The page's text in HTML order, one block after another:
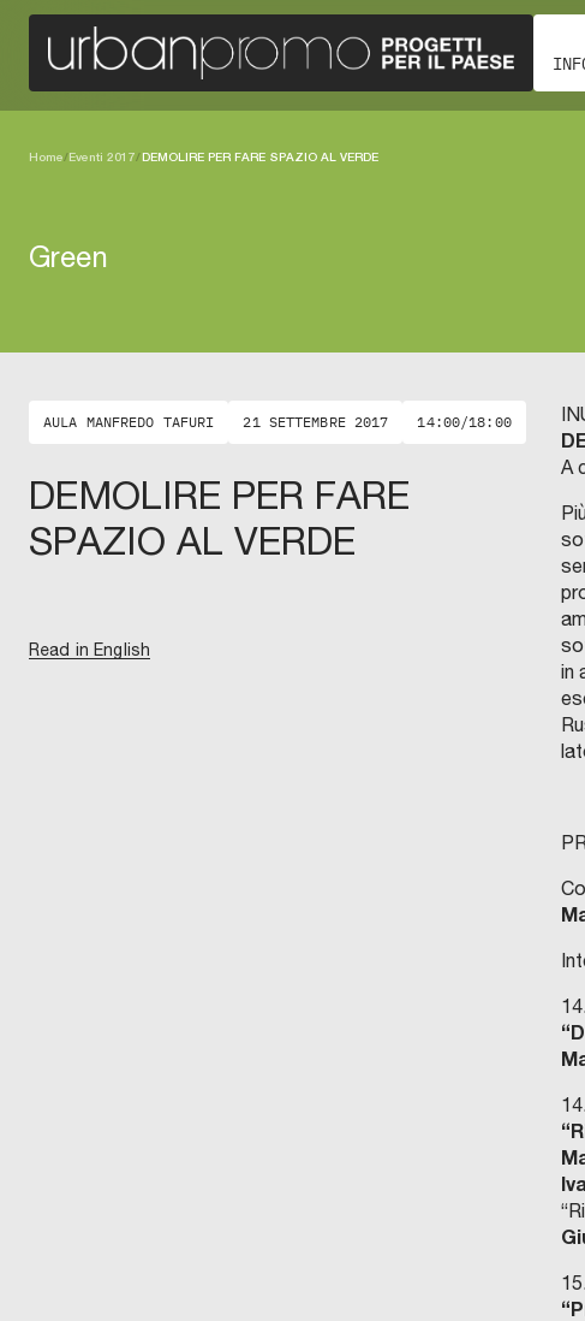
Home/Eventi 2017/DEMOLIRE PER FARE SPAZIO AL VERDE
Green
AULA MANFREDO TAFURI 21 SETTEMBRE 2017 14:00/18:00
DEMOLIRE PER FARE
SPAZIO AL VERDE
Read in English
A
in